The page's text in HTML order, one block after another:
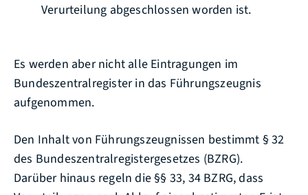
Verurteilung abgeschlossen worden ist.
Es werden aber nicht alle Eintragungen im
Bundeszentralregister in das Führungszeugnis
aufgenommen.
Den Inhalt von Führungszeugnissen bestimmt § 32
des Bundeszentralregistergesetzes (BZRG).
Darüber hinaus regeln die §§ 33, 34 BZRG, dass